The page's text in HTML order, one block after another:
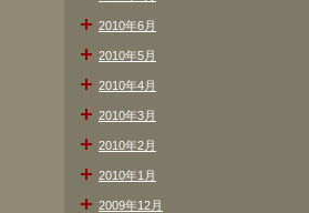
2010年6月
2010年5月
2010年4月
2010年3月
2010年2月
2010年1月
2009年12月